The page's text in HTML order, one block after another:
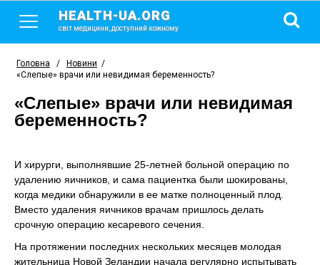
HEALTH-UA.ORG
світ медицини, доступний кожному
Головна / Новини /
«Слепые» врачи или невидимая беременность?
«Слепые» врачи или невидимая
беременность?
И хирурги, выполнявшие 25-летней больной операцию по
удалению яичников, и сама пациентка были шокированы,
когда медики обнаружили в ее матке полноценный плод.
Вместо удаления яичников врачам пришлось делать
срочную операцию кесаревого сечения.
На протяжении последних нескольких месяцев молодая
жительница Новой Зеландии начала регулярно испытывать